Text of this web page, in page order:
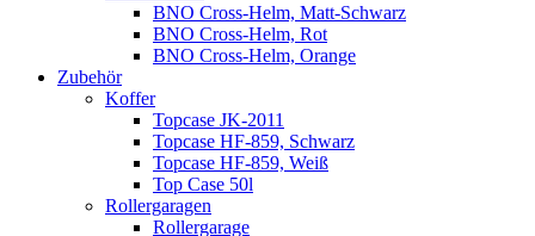
BNO Cross-Helm, Matt-Schwarz
BNO Cross-Helm, Rot
BNO Cross-Helm, Orange
Zubehör
Koffer
Topcase JK-2011
Topcase HF-859, Schwarz
Topcase HF-859, Weiß
Top Case 50l
Rollergaragen
Rollergarage